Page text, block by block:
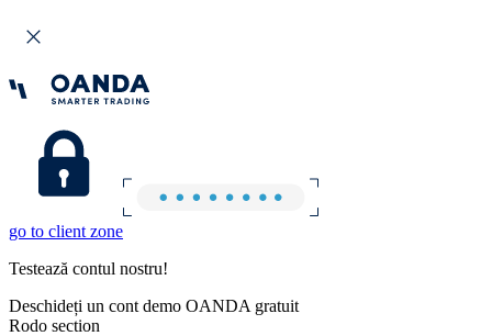
go to client zone
Testează contul nostru!
Deschideți un cont demo OANDA gratuit
Rodo section